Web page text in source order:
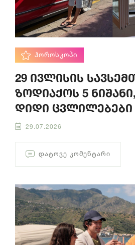
ᲰᲝᲠᲝᲡᲙᲝᲞᲘ
29 ივლისის
ზოდიაქოს 5
დიდი
29.07.2026
ᲓᲐᲢᲝᲕᲔ ᲙᲝᲛᲔᲜᲢᲐᲠᲘ